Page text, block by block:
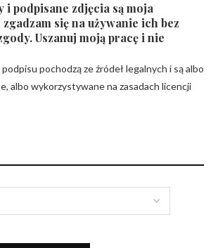
i podpisane zdjęcia są moja
zgadzam się na używanie ich bez
Uszanuj moją pracę i nie
pochodzą ze źródeł legalnych i są albo
albo wykorzystywane na zasadach licencji